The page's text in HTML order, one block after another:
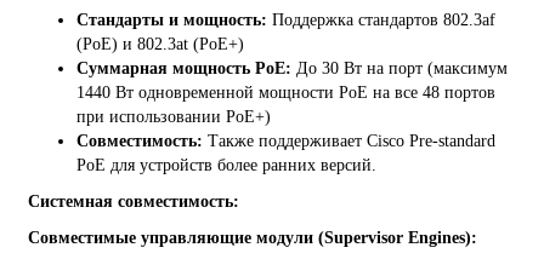
Стандарты и мощность: Поддержка стандартов 802.3af
(PoE) и 802.3at (PoE+)
Суммарная мощность PoE: До 30 Вт на порт (максимум
1440 Вт одновременной мощности PoE на все 48 портов
при использовании PoE+)
Совместимость: Также поддерживает Cisco Pre-standard
PoE для устройств более ранних версий.
Системная совместимость:
Совместимые управляющие модули (Supervisor Engines):